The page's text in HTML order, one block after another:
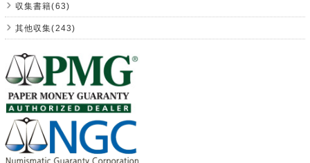
収集書籍(63)
其他収集(243)